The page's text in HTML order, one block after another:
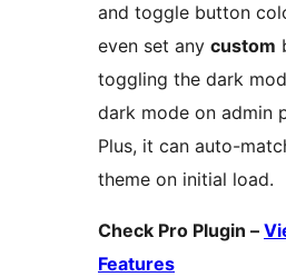
and toggle button
even set any custom
toggling the dark
dark mode on admin
Plus, it can auto-
theme on initial load.
Check Pro Plugin –
Features